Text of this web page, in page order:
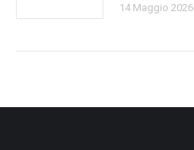
14 Maggio 2026